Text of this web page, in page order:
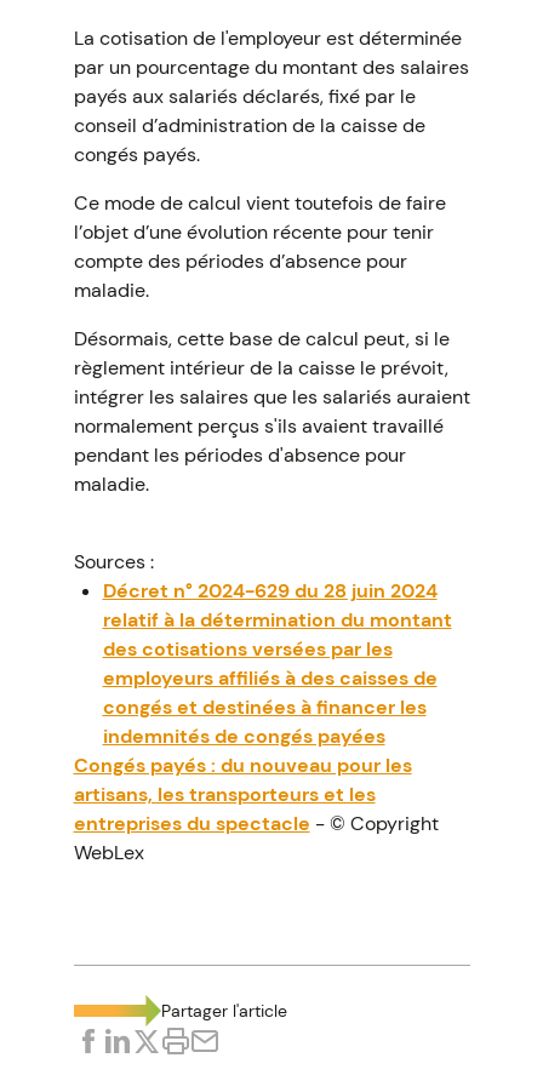
La cotisation de l'employeur est déterminée
par un pourcentage du montant des salaires
payés aux salariés déclarés, fixé par le
conseil d’administration de la caisse de
congés payés.
Ce mode de calcul vient toutefois de faire
l’objet d’une évolution récente pour tenir
compte des périodes d’absence pour
maladie.
Désormais, cette base de calcul peut, si le
règlement intérieur de la caisse le prévoit,
intégrer les salaires que les salariés auraient
normalement perçus s'ils avaient travaillé
pendant les périodes d'absence pour
maladie.
Sources :
Décret n° 2024-629 du 28 juin 2024
relatif à la détermination du montant
des cotisations versées par les
employeurs affiliés à des caisses de
congés et destinées à financer les
indemnités de congés payées
Congés payés : du nouveau pour les
artisans, les transporteurs et les
entreprises du spectacle - © Copyright
WebLex
Partager l'article